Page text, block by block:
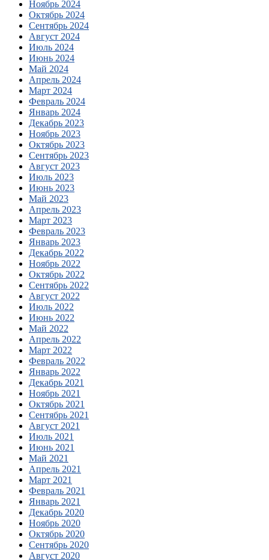
Ноябрь 2024
Октябрь 2024
Сентябрь 2024
Август 2024
Июль 2024
Июнь 2024
Май 2024
Апрель 2024
Март 2024
Февраль 2024
Январь 2024
Декабрь 2023
Ноябрь 2023
Октябрь 2023
Сентябрь 2023
Август 2023
Июль 2023
Июнь 2023
Май 2023
Апрель 2023
Март 2023
Февраль 2023
Январь 2023
Декабрь 2022
Ноябрь 2022
Октябрь 2022
Сентябрь 2022
Август 2022
Июль 2022
Июнь 2022
Май 2022
Апрель 2022
Март 2022
Февраль 2022
Январь 2022
Декабрь 2021
Ноябрь 2021
Октябрь 2021
Сентябрь 2021
Август 2021
Июль 2021
Июнь 2021
Май 2021
Апрель 2021
Март 2021
Февраль 2021
Январь 2021
Декабрь 2020
Ноябрь 2020
Октябрь 2020
Сентябрь 2020
Август 2020